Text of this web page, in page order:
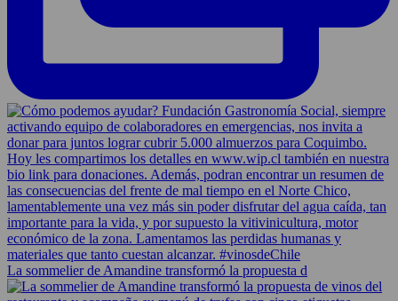
La sommelier de Amandine transformó la propuesta d